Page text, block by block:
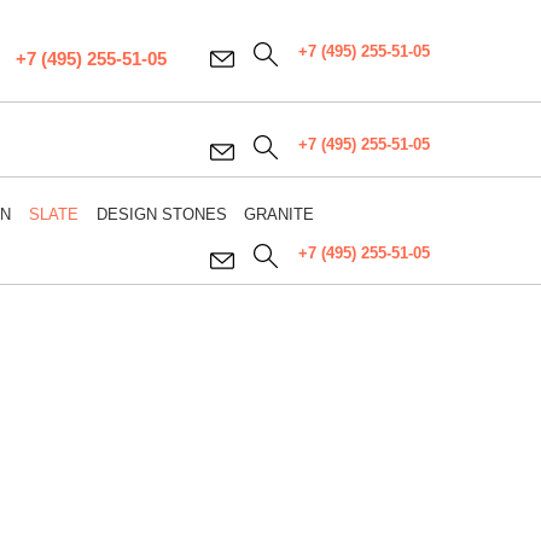
SLATE DESIGN STONES GRANITE
+7 (495) 255-51-05
+7 (495) 255-51-05
+7 (495) 255-51-05 +7 (495) 255-51-05